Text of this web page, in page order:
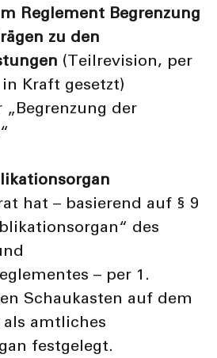
Reglement Begrenzung
zu den
(Teilrevision, per
Kraft gesetzt)
„Begrenzung der
hat – basierend auf § 9
des
– per 1.
Schaukasten auf dem
amtliches
festgelegt.